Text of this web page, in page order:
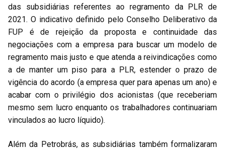
das subsidiárias referentes ao regramento da PLR de
2021. O indicativo definido pelo Conselho Deliberativo da
FUP é de rejeição da proposta e continuidade das
negociações com a empresa para buscar um modelo de
regramento mais justo e que atenda a reivindicações como
a de manter um piso para a PLR, estender o prazo de
vigência do acordo (a empresa quer para apenas um ano) e
acabar com o privilégio dos acionistas (que receberiam
mesmo sem lucro enquanto os trabalhadores continuariam
vinculados ao lucro líquido).
Além da Petrobrás, as subsidiárias também formalizaram